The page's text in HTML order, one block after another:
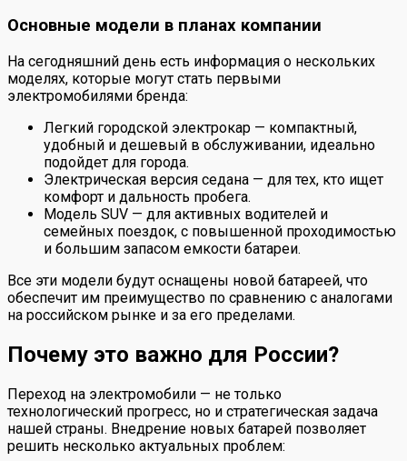
Основные модели в планах компании
На сегодняшний день есть информация о нескольких
моделях, которые могут стать первыми
электромобилями бренда:
Легкий городской электрокар — компактный,
удобный и дешевый в обслуживании, идеально
подойдет для города.
Электрическая версия седана — для тех, кто ищет
комфорт и дальность пробега.
Модель SUV — для активных водителей и
семейных поездок, с повышенной проходимостью
и большим запасом емкости батареи.
Все эти модели будут оснащены новой батареей, что
обеспечит им преимущество по сравнению с аналогами
на российском рынке и за его пределами.
Почему это важно для России?
Переход на электромобили — не только
технологический прогресс, но и стратегическая задача
нашей страны. Внедрение новых батарей позволяет
решить несколько актуальных проблем: